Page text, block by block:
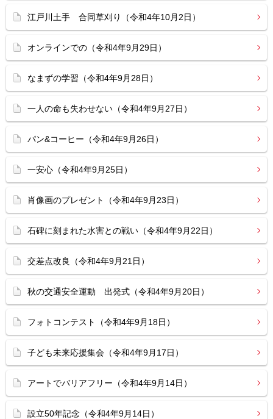
江戸川土手 合同草刈り（令和4年10月2日）
オンラインでの（令和4年9月29日）
なまずの学習（令和4年9月28日）
一人の命も失わせない（令和4年9月27日）
パン&コーヒー（令和4年9月26日）
一安心（令和4年9月25日）
肖像画のプレゼント（令和4年9月23日）
石碑に刻まれた水害との戦い（令和4年9月22日）
交差点改良（令和4年9月21日）
秋の交通安全運動 出発式（令和4年9月20日）
フォトコンテスト（令和4年9月18日）
子ども未来応援集会（令和4年9月17日）
アートでバリアフリー（令和4年9月14日）
設立50年記念（令和4年9月14日）